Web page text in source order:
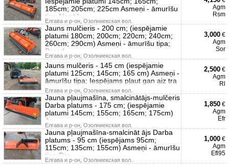
185cm; 205cm; 225cm Asmeņi - āmurīšu
tipa Nogāžu,
Елгава и р-он, Озолниекская вол.
Agm
Rsm
Jauns mulčieris - 200 cm; (iespējamie
platumi 180cm; 200cm; 220cm; 240cm;
260cm; 290cm) Asmeņi - āmurīšu tipa;
Pared
Елгава и р-он, Озолниекская вол.
3,000 €
Agm
Sor
Jauns mulčeris - 145 cm (iespējamie
platumi 125cm; 145cm; 165 cm) Asmeņi -
āmurīšu tipa; Iespējams pļaut gan aiz tra
Елгава и р-он, Озолниекская вол.
2,500 €
Agm
Rl
Jauna pļaujmašīna, smalcinātājs-mulčeris
Darba platums - 175 cm; (iespējamie
platumi 145cm; 155cm; 165cm; 175cm)
As
Елгава и р-он, Озолниекская вол.
1,850 €
Agm
Efr
Jauna pļaujmašīna-smalcināt ājs Darba
platums - 95 cm (iespējams 95cm;
115cm; 135cm; 155cm) Asmeņi - āmurīšu
tipa Par
Елгава и р-он, Озолниекская вол.
1,000 €
Agm
Efl95